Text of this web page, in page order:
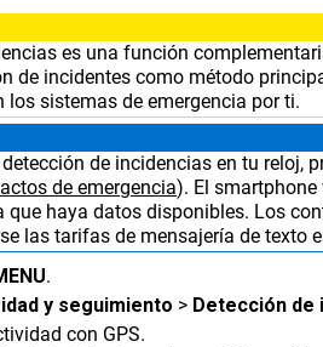
es una función
de incidentes como método
los sistemas de emergencia por ti.
de incidencias en tu reloj,
de emergencia). El
que haya datos disponibles. Los
las tarifas de mensajería de texto
.
y seguimiento > Detección de
con GPS.